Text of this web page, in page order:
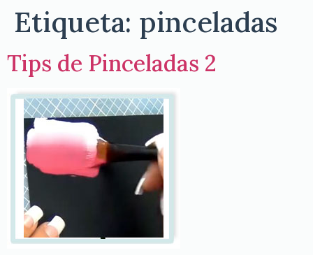
Etiqueta: pinceladas
Tips de Pinceladas 2